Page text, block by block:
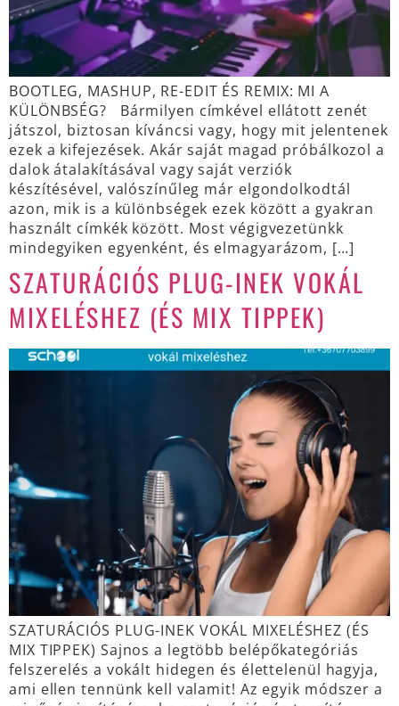
BOOTLEG, MASHUP, RE-EDIT ÉS REMIX: MI A
KÜLÖNBSÉG? Bármilyen címkével ellátott zenét
játszol, biztosan kíváncsi vagy, hogy mit jelentenek
ezek a kifejezések. Akár saját magad próbálkozol a
dalok átalakításával vagy saját verziók
készítésével, valószínűleg már elgondolkodtál
azon, mik is a különbségek ezek között a gyakran
használt címkék között. Most végigvezetünkk
mindegyiken egyenként, és elmagyarázom, […]
SZATURÁCIÓS PLUG-INEK VOKÁL
MIXELÉSHEZ (ÉS MIX TIPPEK)
SZATURÁCIÓS PLUG-INEK VOKÁL MIXELÉSHEZ (ÉS
MIX TIPPEK) Sajnos a legtöbb belépőkategóriás
felszerelés a vokált hidegen és élettelenül hagyja,
ami ellen tennünk kell valamit! Az egyik módszer a